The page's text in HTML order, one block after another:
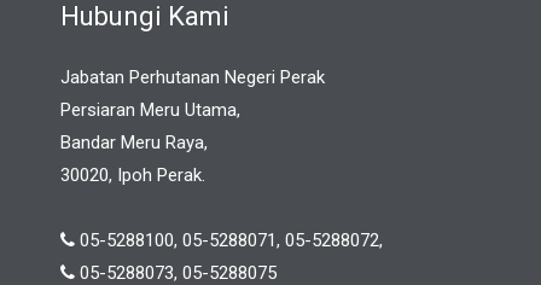
Hubungi Kami
Jabatan Perhutanan Negeri Perak
Persiaran Meru Utama,
Bandar Meru Raya,
30020, Ipoh Perak.
05-5288100, 05-5288071, 05-5288072,
05-5288073, 05-5288075